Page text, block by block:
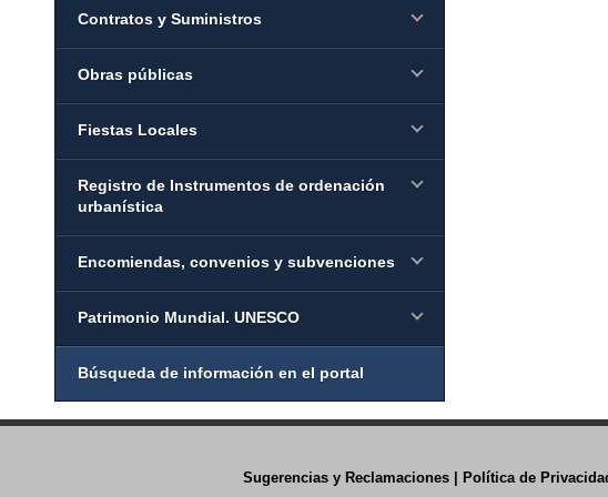
Contratos y Suministros
Obras públicas
Fiestas Locales
Registro de Instrumentos de ordenación
urbanística
Encomiendas, convenios y subvenciones
Patrimonio Mundial. UNESCO
Búsqueda de información en el portal
Sugerencias y Reclamaciones Política de